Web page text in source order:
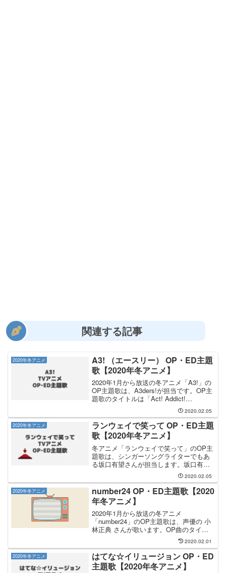
関連する記事
2020年冬アニメ
A3! （エースリー） OP・ED主題
歌【2020年冬アニメ】
2020年1月から放送の冬アニメ「A3!」の
OP主題歌は、A3ders!が担当です。OP主
題歌のタイトルは「Act! Addict!
Actors!」です。A3ders! が歌うOP曲のシ
ングルCDは、2020年2月5日（水）に発売
されまし...
2020.02.05
2020年冬アニメ
ランウェイで笑って OP・ED主題
歌【2020年冬アニメ】
冬アニメ「ランウェイで笑って」のOP主
題歌は、シンガーソングライターでもあ
る坂口有望さんが担当します。坂口有望
さんが歌うOP曲のタイトルは「LION」
です。EDテーマは元東方神起メンバーの
韓国人歌手「ジェジュン（J-JUN）」さ
んが歌います...
2020.02.05
2020年冬アニメ
number24 OP・ED主題歌【2020
年冬アニメ】
2020年1月から放送の冬アニメ
「number24」のOP主題歌は、声優の 小
林正典 さんが歌います。OP曲のタイト
ルは「SET!」で、2020年1月31日（金）
にリリースされました。冬アニメ
「number24」のEDテーマは全3種類あり
ま...
2020.02.01
2020年冬アニメ
はてな☆イリュージョン OP・ED
主題歌【2020年冬アニメ】